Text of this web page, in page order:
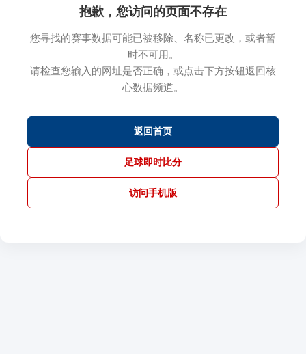
抱歉，您访问的页面不存在
您寻找的赛事数据可能已被移除、名称已更改，或者暂
时不可用。
请检查您输入的网址是否正确，或点击下方按钮返回核
心数据频道。
返回首页
足球即时比分
访问手机版